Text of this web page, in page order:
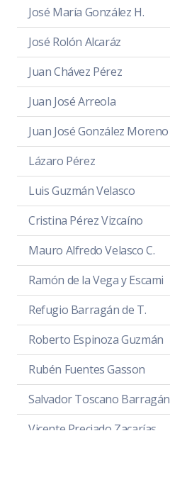
José María González H.
José Rolón Alcaráz
Juan Chávez Pérez
Juan José Arreola
Juan José González Moreno
Lázaro Pérez
Luis Guzmán Velasco
Cristina Pérez Vizcaíno
Mauro Alfredo Velasco C.
Ramón de la Vega y Escami
Refugio Barragán de T.
Roberto Espinoza Guzmán
Rubén Fuentes Gasson
Salvador Toscano Barragán
Vicente Preciado Zacarías